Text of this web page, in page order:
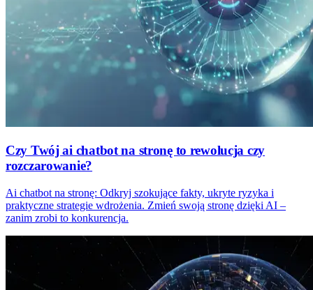
Czy Twój ai chatbot na stronę to rewolucja czy
rozczarowanie?
Ai chatbot na stronę: Odkryj szokujące fakty, ukryte ryzyka i
praktyczne strategie wdrożenia. Zmień swoją stronę dzięki AI –
zanim zrobi to konkurencja.